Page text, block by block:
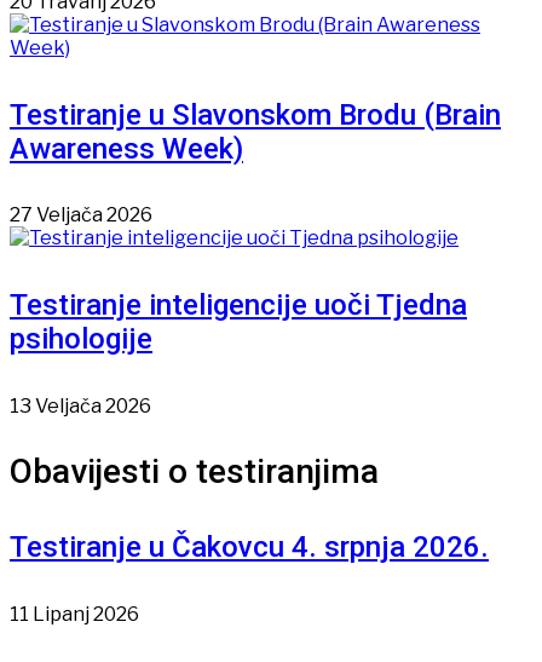
Testiranje u Slavonskom Brodu (Brain
Awareness Week)
27 Veljača 2026
Testiranje inteligencije uoči Tjedna
psihologije
13 Veljača 2026
Obavijesti o testiranjima
Testiranje u Čakovcu 4. srpnja 2026.
11 Lipanj 2026